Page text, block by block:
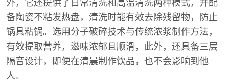
外，它还提供了日常清洗和高温清洗两种模式，并配
备陶瓷不粘发热盘，清洗时能有效去除残留物，防止
锅具粘锅。选用分子破碎技术与传统浓浆制作方法，
有效提取营养，滋味浓郁且顺滑，此外，还具备三层
隔音设计，即便在清晨制作饮品，也不会影响到他
人。